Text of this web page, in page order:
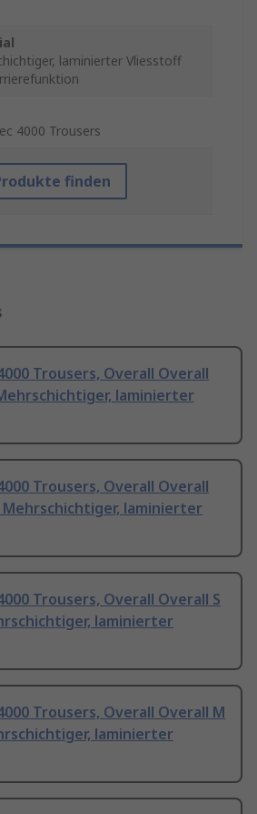
laminierter Vliesstoff
4000 Trousers
finden
Trousers, Overall Overall
laminierter
Trousers, Overall Overall
Mehrschichtiger, laminierter
Trousers, Overall Overall S
laminierter
Trousers, Overall Overall M
laminierter